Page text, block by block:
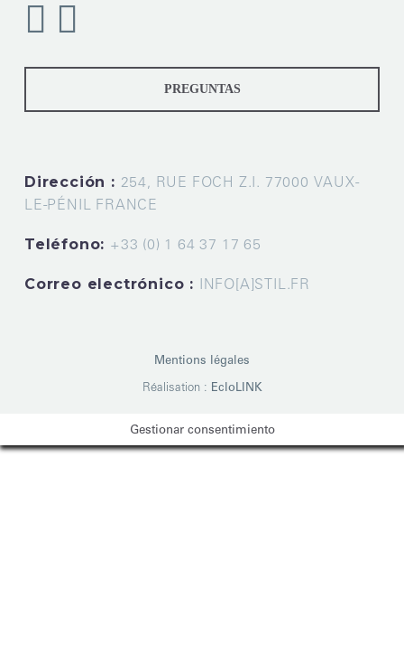
PREGUNTAS
Dirección : 254, RUE FOCH Z.I. 77000 VAUX-
LE-PÉNIL FRANCE
Teléfono: +33 (0) 1 64 37 17 65
Correo electrónico : INFO[A]STIL.FR
Mentions légales
Réalisation : EcloLINK
Gestionar consentimiento